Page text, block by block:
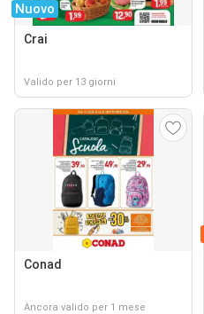
Nuovo
Crai
Valido per 13 giorni
Conad
Ancora valido per 1 mese